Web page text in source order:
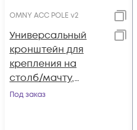
OMNY ACC POLE v2
Универсальный
кронштейн для
крепления на
столб/мачту,
бандажная лента
Под заказ